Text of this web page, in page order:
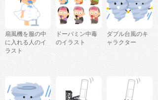
扇風機を服の中
に入れる人のイ
ラスト
ドーパミン中毒
のイラスト
ダブル台風のキ
ャラクター